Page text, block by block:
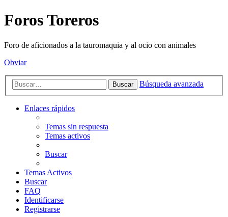
Foros Toreros
Foro de aficionados a la tauromaquia y al ocio con animales
Obviar
Buscar Búsqueda avanzada
Enlaces rápidos
Temas sin respuesta
Temas activos
Buscar
Temas Activos
Buscar
FAQ
Identificarse
Registrarse